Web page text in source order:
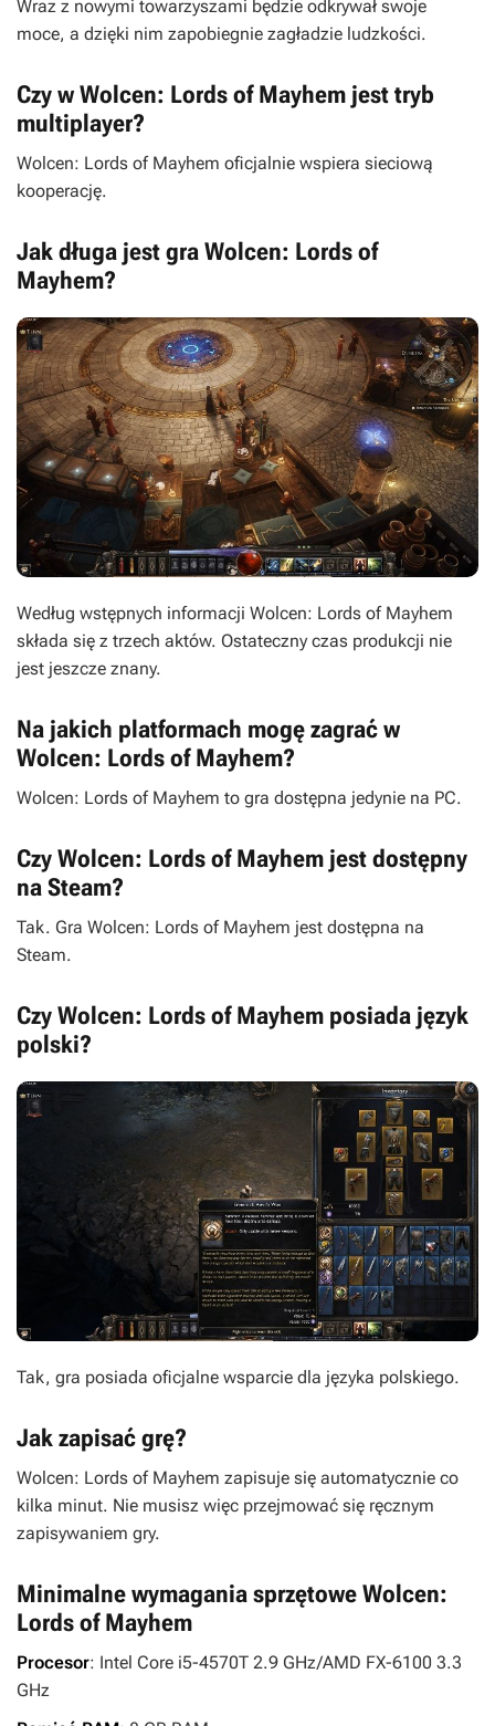
Wraz z nowymi towarzyszami będzie odkrywał swoje
moce, a dzięki nim zapobiegnie zagładzie ludzkości.
Czy w Wolcen: Lords of Mayhem jest tryb
multiplayer?
Wolcen: Lords of Mayhem oficjalnie wspiera sieciową
kooperację.
Jak długa jest gra Wolcen: Lords of
Mayhem?
Według wstępnych informacji Wolcen: Lords of Mayhem
składa się z trzech aktów. Ostateczny czas produkcji nie
jest jeszcze znany.
Na jakich platformach mogę zagrać w
Wolcen: Lords of Mayhem?
Wolcen: Lords of Mayhem to gra dostępna jedynie na PC.
Czy Wolcen: Lords of Mayhem jest dostępny
na Steam?
Tak. Gra Wolcen: Lords of Mayhem jest dostępna na
Steam.
Czy Wolcen: Lords of Mayhem posiada język
polski?
Tak, gra posiada oficjalne wsparcie dla języka polskiego.
Jak zapisać grę?
Wolcen: Lords of Mayhem zapisuje się automatycznie co
kilka minut. Nie musisz więc przejmować się ręcznym
zapisywaniem gry.
Minimalne wymagania sprzętowe Wolcen:
Lords of Mayhem
Procesor: Intel Core i5-4570T 2.9 GHz/AMD FX-6100 3.3
GHz